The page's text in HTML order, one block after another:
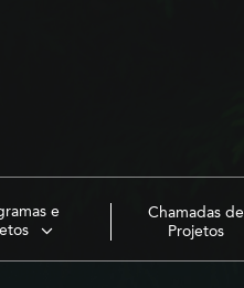
e
Chamadas de
Projetos